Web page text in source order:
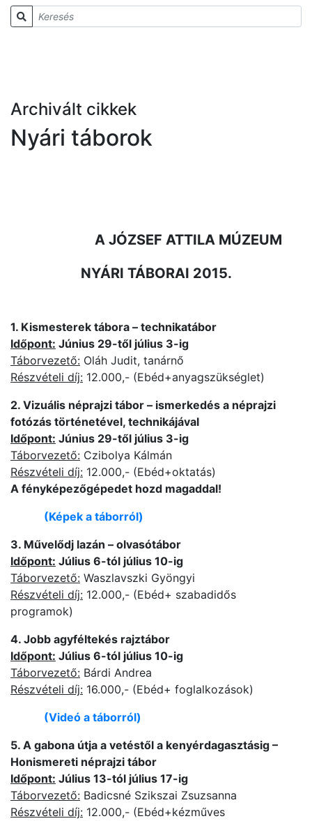
Archivált cikkek
Nyári táborok
A JÓZSEF ATTILA MÚZEUM
NYÁRI TÁBORAI 2015.
1. Kismesterek tábora – technikatábor
Időpont: Június 29-től július 3-ig
Táborvezető: Oláh Judit, tanárnő
Részvételi díj: 12.000,- (Ebéd+anyagszükséglet)
2. Vizuális néprajzi tábor – ismerkedés a néprajzi
fotózás történetével, technikájával
Időpont: Június 29-től július 3-ig
Táborvezető: Czibolya Kálmán
Részvételi díj: 12.000,- (Ebéd+oktatás)
A fényképezőgépedet hozd magaddal!
(Képek a táborról)
3. Művelődj lazán – olvasótábor
Időpont: Július 6-tól július 10-ig
Táborvezető: Waszlavszki Gyöngyi
Részvételi díj: 12.000,- (Ebéd+ szabadidős
programok)
4. Jobb agyféltekés rajztábor
Időpont: Július 6-tól július 10-ig
Táborvezető: Bárdi Andrea
Részvételi díj: 16.000,- (Ebéd+ foglalkozások)
(Videó a táborról)
5. A gabona útja a vetéstől a kenyérdagasztásig –
Honismereti néprajzi tábor
Időpont: Július 13-tól július 17-ig
Táborvezető: Badicsné Szikszai Zsuzsanna
Részvételi díj: 12.000,- (Ebéd+kézműves